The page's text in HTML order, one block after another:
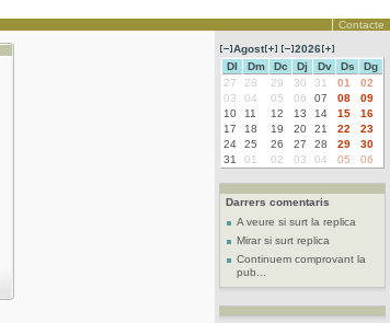
Contacte
Agost
2026
Dl
Dm Dc Dj Dv Ds
Dg
27
28 29 30 31 01
02
03
04 05 06 07 08
09
10
11 12 13 14 15
16
17
18 19 20 21 22
23
24
25 26 27 28 29
30
31
01 02 03 04 05 06
Darrers comentaris
A veure si surt la replica
Mirar si surt replica
Continuem comprovant la
pub...